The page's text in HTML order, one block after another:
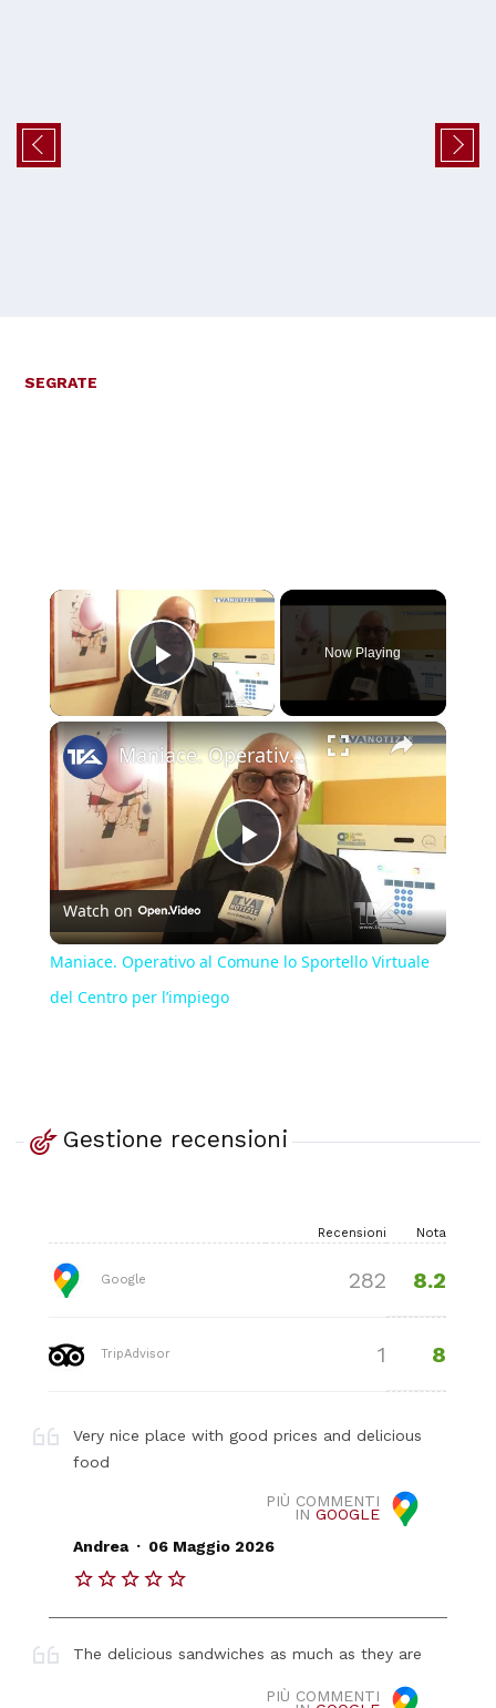
SEGRATE
×
Play Video
Now Playing
×
Play
Video
Maniace. Operativo al Comune lo Sportello Virtuale del Centro per l’impiego
Watch on
Maniace. Operativo al Comune lo Sportello Virtuale
del Centro per l’impiego
Gestione recensioni
Recensioni Nota
Google 282 8.2
TripAdvisor 1 8
Very nice place with good prices and delicious
food
PIÙ COMMENTI
IN GOOGLE
Andrea . 06 Maggio 2026
The delicious sandwiches as much as they are
PIÙ COMMENTI